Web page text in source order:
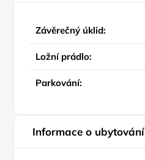
Závěrečný úklid:
Ložní prádlo:
Parkování:
Informace o ubytování